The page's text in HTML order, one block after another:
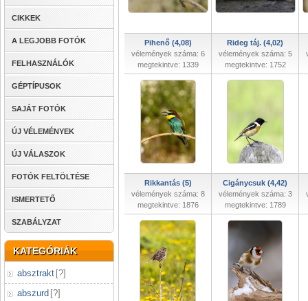
CIKKEK
A LEGJOBB FOTÓK
FELHASZNÁLÓK
GÉPTÍPUSOK
SAJÁT FOTÓK
ÚJ VÉLEMÉNYEK
ÚJ VÁLASZOK
FOTÓK FELTÖLTÉSE
ISMERTETŐ
SZABÁLYZAT
KATEGÓRIÁK
absztrakt [?]
abszurd [?]
Pihenő (4,08)
vélemények száma: 6
megtekintve: 1339
Rideg táj. (4,02)
vélemények száma: 5
megtekintve: 1752
Rikkantás (5)
vélemények száma: 8
megtekintve: 1876
Cigánycsuk (4,42)
vélemények száma: 3
megtekintve: 1789